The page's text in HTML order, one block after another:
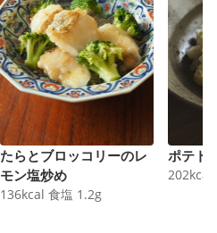
たらとブロッコリーのレ
モン塩炒め
136kcal 食塩 1.2g
ポテト
202kcal